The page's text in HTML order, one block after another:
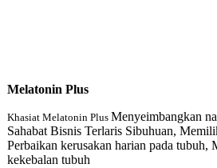
Melatonin Plus
Khasiat Melatonin Plus Menyeimbangkan
Sahabat Bisnis Terlaris Sibuhuan,
Perbaikan kerusakan harian pada tubuh,
kekebalan tubuh